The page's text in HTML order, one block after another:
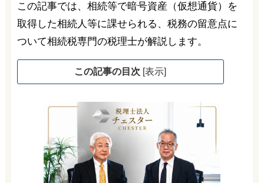
この記事では、相続等で暗号資産（仮想通貨）を
取得した相続人等に課せられる、税務の留意点に
ついて相続税専門の税理士が解説します。
この記事の目次 [表示]